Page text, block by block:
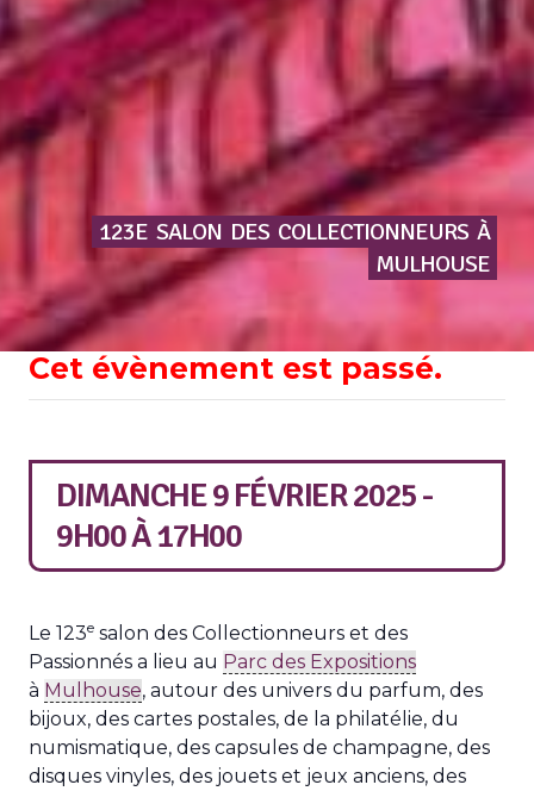
123E SALON DES COLLECTIONNEURS À
MULHOUSE
Cet évènement est passé.
DIMANCHE 9 FÉVRIER 2025 -
9H00À17H00
Le 123e salon des Collectionneurs et des
Passionnés a lieu au Parc des Expositions
à Mulhouse, autour des univers du parfum, des
bijoux, des cartes postales, de la philatélie, du
numismatique, des capsules de champagne, des
disques vinyles, des jouets et jeux anciens, des